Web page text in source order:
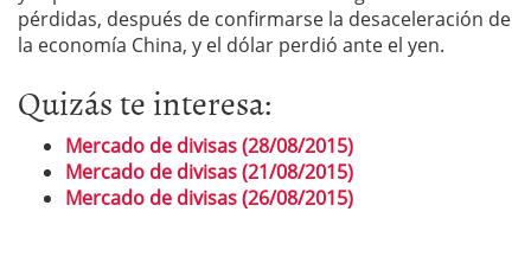
pérdidas, después de confirmarse la desaceleración de
la economía China, y el dólar perdió ante el yen.
Quizás te interesa:
Mercado de divisas (28/08/2015)
Mercado de divisas (21/08/2015)
Mercado de divisas (26/08/2015)